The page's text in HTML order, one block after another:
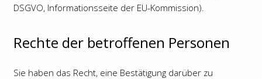
DSGVO, Informationsseite der EU-Kommission).
Rechte der betroffenen Personen
Sie haben das Recht, eine Bestätigung darüber zu